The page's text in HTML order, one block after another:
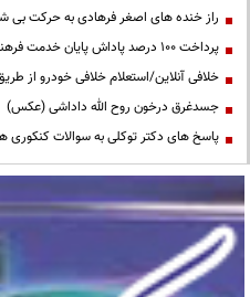
راز خنده های اصغر فرهادی به حرکت بی
پرداخت ۱۰۰ درصد پاداش پایان خدمت فرهنگیان
خلافی آنلاین/استعلام خلافی خودرو از
جسدغرق درخون روح الله داداشی (عکس)
پاسخ های دکتر توکلی به سوالات کنکوری